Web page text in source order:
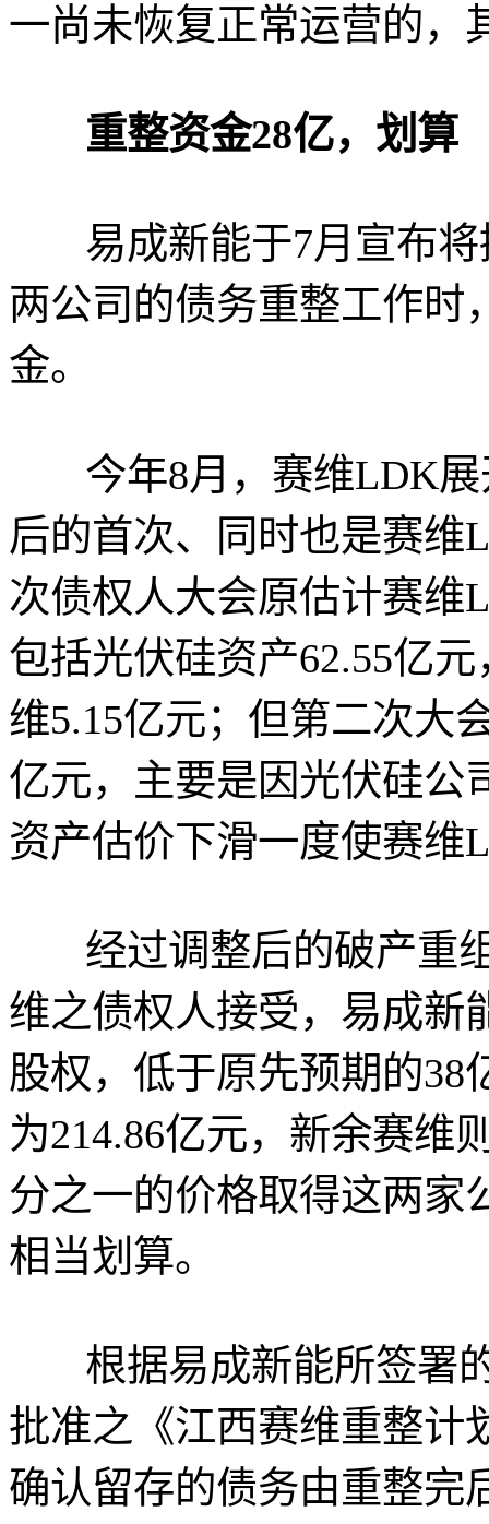
一尚未恢复正常运营的，
重整资金28亿，划算
易成新能于7月宣布将
两公司的债务重整工作时
金。
今年8月，赛维LDK展
后的首次、同时也是赛维
次债权人大会原估计赛维
包括光伏硅资产62.55亿
维5.15亿元；但第二次大
亿元，主要是因光伏硅公
资产估价下滑一度使赛维
经过调整后的破产重组
维之债权人接受，易成新
股权，低于原先预期的38
为214.86亿元，新余赛维
分之一的价格取得这两家
相当划算。
根据易成新能所签署的
批准之《江西赛维重整计
确认留存的债务由重整完